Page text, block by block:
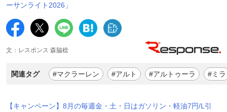
ーサンライト2026」
文：レスポンス 森脇稔
関連タグ #マクラーレン #アルト #アルトゥーラ #ミラ
【キャンペーン】8月の毎週金・土・日はガソリン・軽油7円/L引